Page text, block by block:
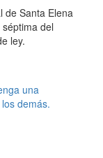
de Santa Elena
del
ley.
una
demás.